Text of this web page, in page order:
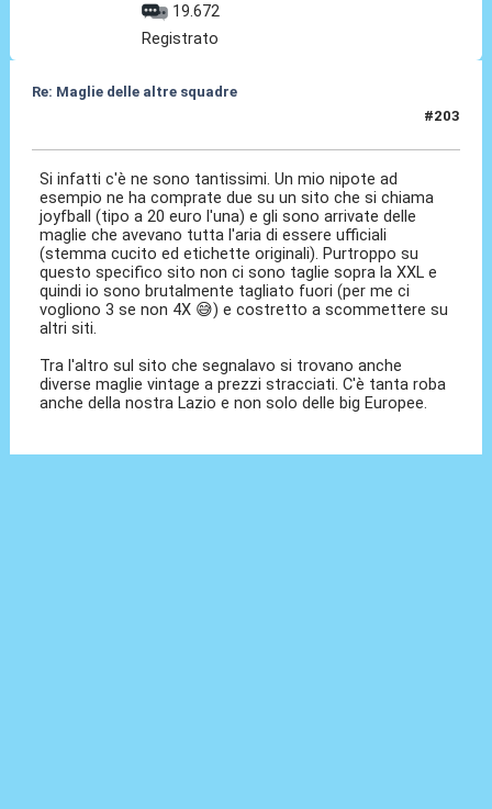
19.672
Registrato
Re: Maglie delle altre squadre
#203
Si infatti c'è ne sono tantissimi. Un mio nipote ad
esempio ne ha comprate due su un sito che si chiama
joyfball (tipo a 20 euro l'una) e gli sono arrivate delle
maglie che avevano tutta l'aria di essere ufficiali
(stemma cucito ed etichette originali). Purtroppo su
questo specifico sito non ci sono taglie sopra la XXL e
quindi io sono brutalmente tagliato fuori (per me ci
vogliono 3 se non 4X 😅) e costretto a scommettere su
altri siti.
Tra l'altro sul sito che segnalavo si trovano anche
diverse maglie vintage a prezzi stracciati. C'è tanta roba
anche della nostra Lazio e non solo delle big Europee.